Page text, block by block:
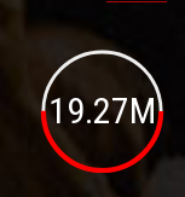
19.27M